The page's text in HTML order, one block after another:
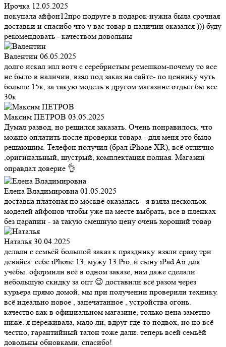
Ирочка 12.05.2025
покупала айфон12про подруге в подарок-нужна была срочная
доставки и спасибо что у вас товар в наличии оказался ))) буду
рекомендовать - качеством довольны
Валентин 06.05.2025
долго искал эпл вотч с серебристым ремешком-почему то все
не было в наличии, взял под заказ на сайте- по ценнику чуть
больше 15к, за такую модель в другом магазине отдыл бы все
30к
Максим ПЕТРОВ 03.05.2025
Думал развод, но решился заказать. Очень понравилось, что
можно оплатить после проверки товара - для меня это было
решающим. Телефон получил (брал iPhone XR), всё отлично
,оригинальный, шустрый, комплектация полная. Магазин
оправдал доверие 👌
Елена Владимировна 01.05.2025
доставка платоная по москве оказалась - я взяла нескольок
моделей айфонов чтобы уже на месте выбрать, все в пленках
без царапин - за такую смешную цену очень хороший товар
Наталья 30.04.2025
делали с семьёй большой заказ к празднику. взяли сразу три
девайса: себе iPhone 13, мужу 13 Pro, и сыну iPad Air для
учёбы. оформили всё в одном заказе, нам даже сделали
небольшую скидку за опт 😉 доставили всё разом через
курьера прямо домой, мы при получении проверили технику.
всё идеально новое , запечатанное , устройства огонь.
качество как в официальном магазине, только цена заметно
ниже. я переживала, мало ли, вдруг где-то подвох, но но всё
честно, гарантийный талон тоже дали. теперь всей семьёй
довольны обновками, спасибо!